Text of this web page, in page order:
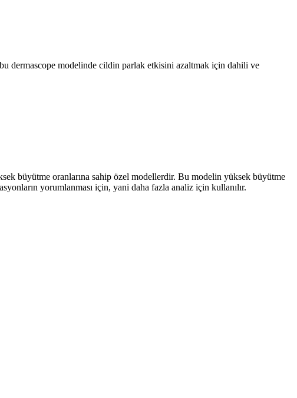
dermascope modelinde cildin parlak etkisini azaltmak için dahili ve
büyütme oranlarına sahip özel modellerdir. Bu modelin yüksek büyütme
yorumlanması için, yani daha fazla analiz için kullanılır.